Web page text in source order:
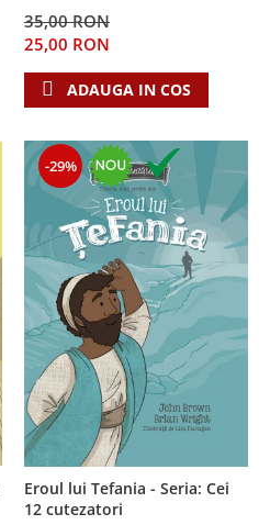
35,00 RON
25,00 RON
ADAUGA IN COS
-29%
Eroul lui Tefania - Seria: Cei
12 cutezatori